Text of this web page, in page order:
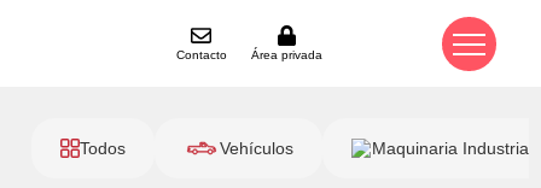
Contacto Área privada
Todos Vehículos Maquinaria Industrial